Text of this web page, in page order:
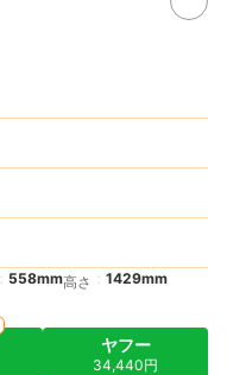
558mm高さ
1429mm
ヤフー
34,440円